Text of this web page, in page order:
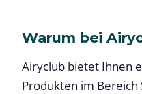
Warum bei
Airyclub bietet Ihnen
Produkten im Bereich